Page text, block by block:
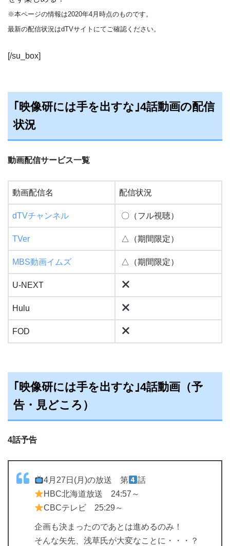
※本ページの情報は2020年4月時点のものです。
最新の配信状況はdTVサイトにてご確認ください。
[/su_box]
｢映像研には手を出すな｣4話動画の配信
状況
動画配信サービス一覧
動画配信名 配信状況
dTVチャンネル 〇（フル視聴）
TVer △（期間限定）
MBS動画イムズ △（期間限定）
U-NEXT
Hulu
FOD
｢映像研には手を出すな｣4話動画（予
告・見どころ）
4話予告
4月27日(月)の放送 第
話
HBC北海道放送 24:57～
CBCテレビ 25:29～
企画も決まったのであとは進めるのみ！
そんな矢先、浅草氏が大変なことに・・・？